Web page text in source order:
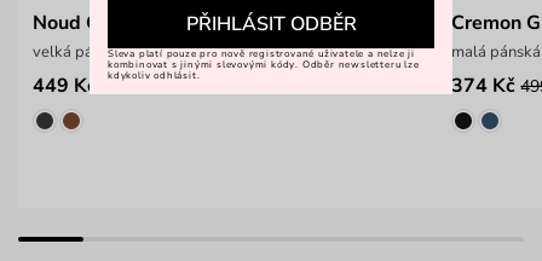
Noud Grey
velká pánská peněženka
449 Kč 599 Kč
Cremon
malá
374 Kč
PŘIHLÁSIT ODBĚR
Sleva platí pouze pro nově registrované uživatele a nelze ji
kombinovat s jinými slevovými kódy. Odběr newsletteru lze
kdykoliv odhlásit.